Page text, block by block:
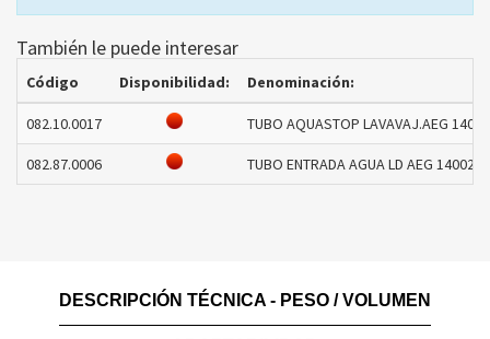
También le puede interesar
Código Disponibilidad: Denominación:
082.10.0017 TUBO AQUASTOP LAVAVAJ.AEG
082.87.0006 TUBO ENTRADA AGUA LD AEG
DESCRIPCIÓN TÉCNICA - PESO / VOLUMEN